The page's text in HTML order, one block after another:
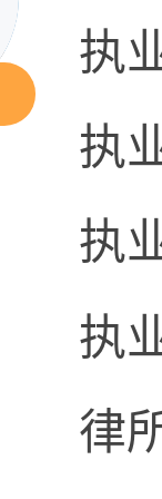
执
执
执
执
律